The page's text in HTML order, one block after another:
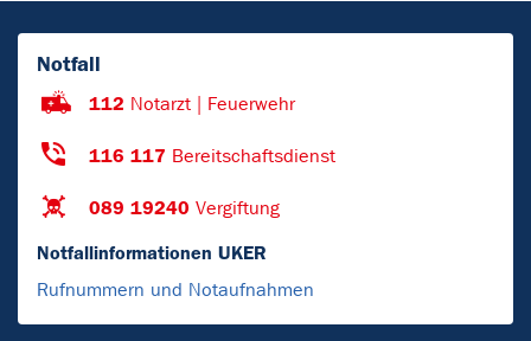
Notfall
112 Notarzt | Feuerwehr
116 117 Bereitschaftsdienst
089 19240 Vergiftung
Notfallinformationen UKER
Rufnummern und Notaufnahmen